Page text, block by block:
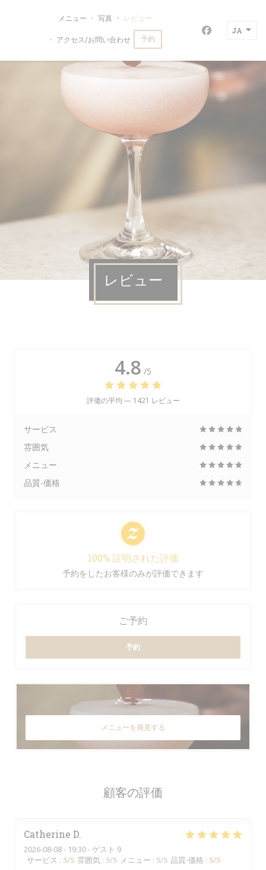
メニュー 写真 レビュー
アクセス/お問い合わせ 予約 Facebook ((
JA
レビュー
顧客の評価
Catherine D
2026-08-08- 19:30 - ゲスト 9
サービス : 5/5 雰囲気 : 5/5 メニュー : 5/5 品質-価格 : 5/5
4.8 /5
評価の平均 — 1421 レビュー
サービス
雰囲気
メニュー
品質-価格
100% 証明された評価
予約をしたお客様のみが評価できます
ご予約
予約
メニュー
メニューを発見する